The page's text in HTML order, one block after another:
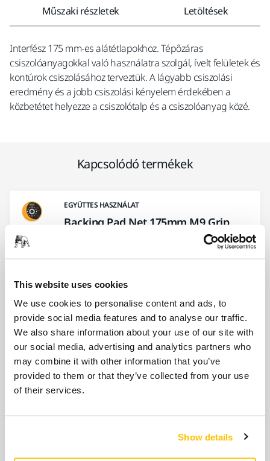
This website uses cookies
We use cookies to personalise content and ads, to
provide social media features and to analyse our traffic.
We also share information about your use of our site with
our social media, advertising and analytics partners who
may combine it with other information that you’ve
provided to them or that they’ve collected from your use
of their services.
Show details
Műszaki részletek Letöltések
Interfész 175 mm-es alátétlapokhoz. Tépőzáras
csiszolóanyagokkal való használatra szolgál, ívelt felületek és
kontúrok csiszolásához terveztük. A lágyabb csiszolási
eredmény és a jobb csiszolási kényelem érdekében a
közbetétet helyezze a csiszolótalp és a csiszolóanyag közé.
Kapcsolódó termékek
EGYÜTTES HASZNÁLAT
Backing Pad Net 175mm M9 Grip
ahol puha élre van…
Pad Saver 175mm 37H, 5/Pack
Talpvédő 175 mm-es csiszolótalphoz. Úgy
terveztük, hogy megvédje a csiszolótalpat és
meghosszabbítsa az élettartamát.